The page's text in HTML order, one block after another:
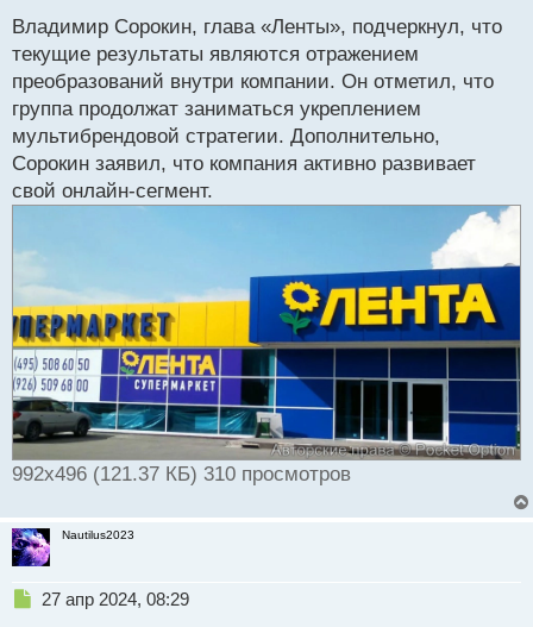
Владимир Сорокин, глава «Ленты», подчеркнул, что
текущие результаты являются отражением
преобразований внутри компании. Он отметил, что
группа продолжат заниматься укреплением
мультибрендовой стратегии. Дополнительно,
Сорокин заявил, что компания активно развивает
свой онлайн-сегмент.
992x496 (121.37 КБ) 310 просмотров
Nautilus2023
Н
27 апр 2024, 08:29